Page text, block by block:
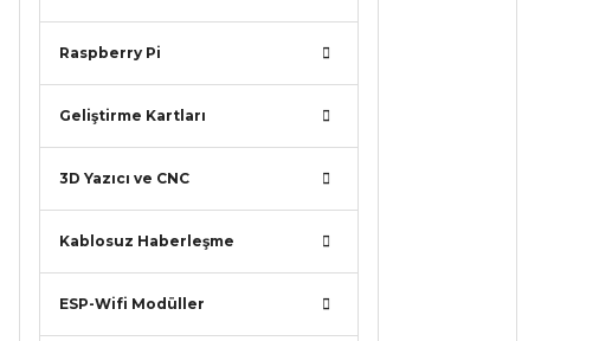
Raspberry Pi
Geliştirme Kartları
3D Yazıcı ve CNC
Kablosuz Haberleşme
ESP-Wifi Modüller